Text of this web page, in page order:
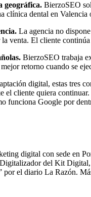
geográfica. BierzoSEO
clínica dental en
La agencia no
venta. El cliente
BierzoSEO trabaja
retorno cuando se
digital, estas tres
el cliente quiera
funciona Google por
digital con sede en
del Kit
por el diario La Razón.